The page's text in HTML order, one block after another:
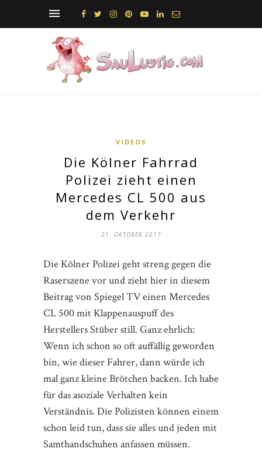
VIDEOS
Die Kölner Fahrrad
Polizei zieht einen
Mercedes CL 500 aus
dem Verkehr
21. OKTOBER 2017
Die Kölner Polizei geht streng gegen die
Raserszene vor und zieht hier in diesem
Beitrag von Spiegel TV einen Mercedes
CL 500 mit Klappenauspuff des
Herstellers Stüber still. Ganz ehrlich:
Wenn ich schon so oft auffällig geworden
bin, wie dieser Fahrer, dann würde ich
mal ganz kleine Brötchen backen. Ich habe
für das asoziale Verhalten kein
Verständnis. Die Polizisten können einem
schon leid tun, dass sie alles und jeden mit
Samthandschuhen anfassen müssen.